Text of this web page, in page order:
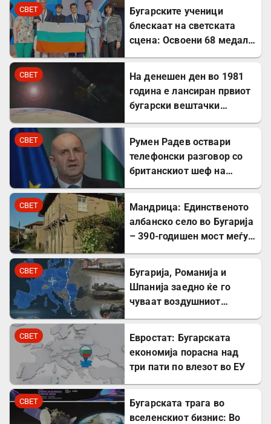
СВЕТ
Бугарските ученици
блескаат на светската
сцена: Освоени 68 медали
година
СВЕТ
На денешен ден во 1981
година е лансиран првиот
бугарски вештачки
СВЕТ
Румен Радев оствари
телефонски разговор со
британскиот шеф на
СВЕТ
Мандрица: Единственото
албанско село во Бугарија
– 390-годишен мост меѓу
СВЕТ
Бугарија, Романија и
Шпанија заедно ќе го
чуваат воздушниот
СВЕТ
Евростат: Бугарската
економија порасна над
три пати по влезот во ЕУ
СВЕТ
Бугарската трага во
вселенскиот бизнис: Во